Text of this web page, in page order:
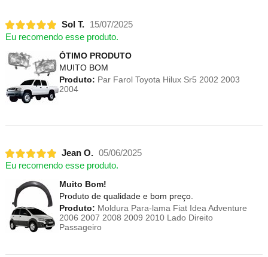
Sol T.
15/07/2025
Eu recomendo esse produto.
ÓTIMO PRODUTO
MUITO BOM
Produto: Par Farol Toyota Hilux Sr5 2002 2003
2004
Jean O. 05/06/2025
Eu recomendo esse produto.
Muito Bom!
Produto de qualidade e bom preço.
Produto: Moldura Para-lama Fiat Idea Adventure
2006 2007 2008 2009 2010 Lado Direito
Passageiro